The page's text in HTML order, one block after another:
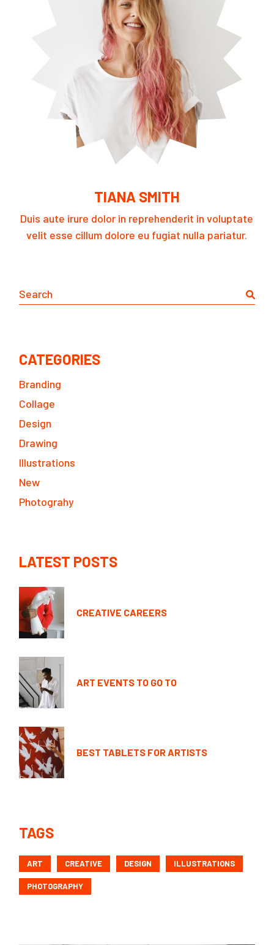
TIANA SMITH
Duis aute irure dolor in reprehenderit in voluptate
velit esse cillum dolore eu fugiat nulla pariatur.
Search
CATEGORIES
Branding
Collage
Design
Drawing
Illustrations
New
Photograhy
LATEST POSTS
CREATIVE CAREERS
ART EVENTS TO GO TO
BEST TABLETS FOR ARTISTS
TAGS
ART CREATIVE DESIGN ILLUSTRATIONS
PHOTOGRAPHY